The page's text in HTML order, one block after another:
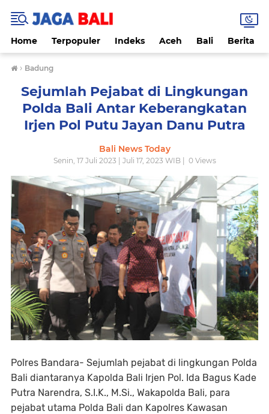
Home Terpopuler Indeks Aceh Bali Berita
› Badung
Sejumlah Pejabat di Lingkungan
Polda Bali Antar Keberangkatan
Irjen Pol Putu Jayan Danu Putra
Bali News Today
Senin, 17 Juli 2023 | Juli 17, 2023 WIB | 0Views
Polres Bandara- Sejumlah pejabat di lingkungan Polda
Bali diantaranya Kapolda Bali Irjen Pol. Ida Bagus Kade
Putra Narendra, S.I.K., M.Si., Wakapolda Bali, para
pejabat utama Polda Bali dan Kapolres Kawasan